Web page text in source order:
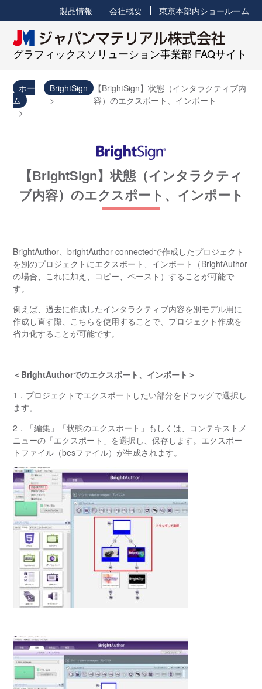
グラフィックスソリューション事業部 FAQサイト
製品情報 会社概要 東京本部内ショールーム
ホー
ム
BrightSign
【BrightSign】状態（インタラクティブ内
容）のエクスポート、インポート
【BrightSign】状態（インタラクティ
ブ内容）のエクスポート、インポート
BrightAuthor、brightAuthor connectedで作成したプロジェクト
を別のプロジェクトにエクスポート、インポート（BrightAuthor
の場合、これに加え、コピー、ペースト）することが可能で
す。
例えば、過去に作成したインタラクティブ内容を別モデル用に
作成し直す際、こちらを使用することで、プロジェクト作成を
省力化することが可能です。
＜BrightAuthorでのエクスポート、インポート＞
1．プロジェクトでエクスポートしたい部分をドラッグで選択し
ます。
2．「編集」「状態のエクスポート」もしくは、コンテキストメ
ニューの「エクスポート」を選択し、保存します。エクスポー
トファイル（besファイル）が生成されます。